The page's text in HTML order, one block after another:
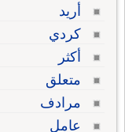
أريد
كردي
أكثر
متعلق
مرادف
عامل